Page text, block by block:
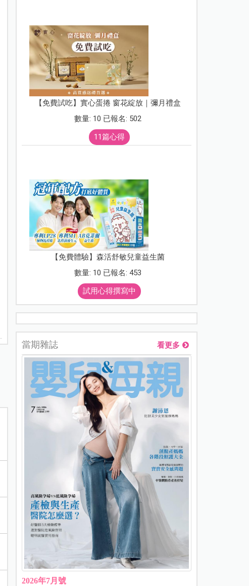
【免費試吃】實心蛋捲 窗花綻放｜彌月禮盒
數量: 10 已報名: 502
11篇心得
【免費體驗】森活舒敏兒童益生菌
數量: 10 已報名: 453
試用心得撰寫中
當期雜誌 看更多
2026年7月號